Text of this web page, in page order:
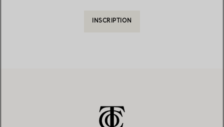
INSCRIPTION